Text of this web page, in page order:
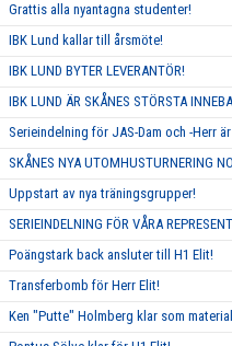
Grattis alla nyantagna studenter!
IBK Lund kallar till årsmöte!
IBK LUND BYTER LEVERANTÖR!
IBK LUND ÄR SKÅNES STÖRSTA
Serieindelning för JAS-Dam och -Herr
SKÅNES NYA UTOMHUSTURNERING
Uppstart av nya träningsgrupper!
SERIEINDELNING FÖR VÅRA
Poängstark back ansluter till H1 Elit!
Transferbomb för Herr Elit!
Ken "Putte" Holmberg klar som